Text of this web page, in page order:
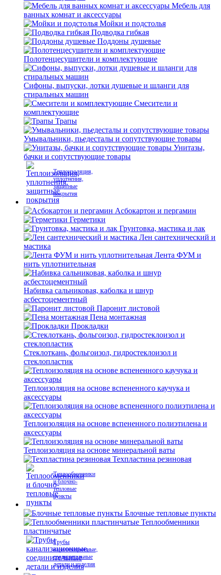
Мебель для
ванных комнат и аксессуары
Мойки и подстолья
Подводка гибкая
Поддоны душевые
Полотенцесушители и комплектующие
Сифоны, выпуски, лотки душевые и шланги для
стиральных машин
Смесители и
комплектующие
Трапы
Умывальники, пьедесталы и сопутствующие товары
Унитазы,
бачки и сопутствующие товары
Теплоизоляция,
уплотнения,
защитные
покрытия
Асбокартон и пергамин
Герметики
Грунтовка, мастика и лак
Лен сантехнический и
мастика
Лента ФУМ и
нить уплотнительная
Набивка сальниковая, каболка и шнур
асбестоцементный
Паронит листовой
Пена монтажная
Прокладки
Стеклоткань, фольгоизол, гидростеклоизол и
стеклопластик
Теплоизоляция на основе вспененного каучука и
аксессуары
Теплоизоляция на основе вспененного полиэтилена и
аксессуары
Теплоизоляция на основе минеральной ваты
Техпластина резиновая
Теплообменники
и блочно-
тепловые
пункты
Блочные тепловые пункты
Теплообменники
пластинчатые
Трубы
канализационные,
соединительные
детали и изделия